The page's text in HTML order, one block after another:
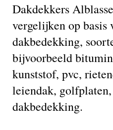
Dakdekkers
vergelijken op basis
dakbedekking,
bijvoorbeeld
kunststof, pvc,
leiendak,
dakbedekking.